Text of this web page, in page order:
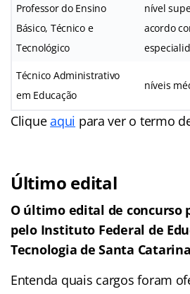
Professor do Ensino
Básico, Técnico e
Tecnológico
nível
acordo
Técnico Administrativo
em Educação
níveis
Cliqueaqui para ver o termo
Último edital
O último edital de concurso
pelo Instituto Federal de
Tecnologia de Santa
Entenda quais cargos foram